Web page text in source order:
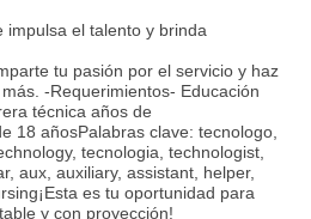
impulsa el talento y brinda
tu pasión por el servicio y haz
-Requerimientos- Educación
técnica años de
18 añosPalabras clave: tecnologo,
tecnologia, technologist,
aux, auxiliary, assistant, helper,
es tu oportunidad para
y con proyección!